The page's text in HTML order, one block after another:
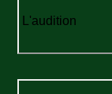
L'audition